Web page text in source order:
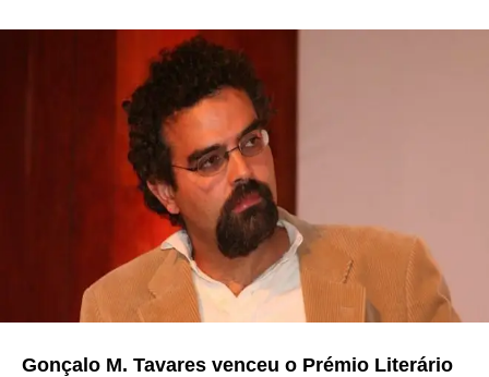
Gonçalo M. Tavares venceu o Prémio Literário